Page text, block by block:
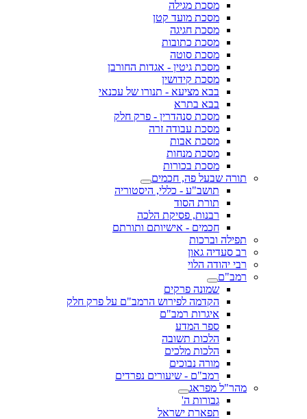
מסכת מגילה
מסכת מועד קטן
מסכת חגיגה
מסכת כתובות
מסכת סוטה
מסכת גיטין - אגדות החורבן
מסכת קידושין
בבא מציעא - תנורו של עכנאי
בבא בתרא
מסכת סנהדרין - פרק חלק
מסכת עבודה זרה
מסכת אבות
מסכת מנחות
מסכת בכורות
תורה שבעל פה, חכמים
תושב"ע - כללי, היסטוריה
תורת הסוד
רבנות, פסיקת הלכה
חכמים - אישיותם ותורתם
תפילה וברכות
רב סעדיה גאון
רבי יהודה הלוי
רמב"ם
שמונה פרקים
הקדמה לפירוש הרמב"ם על פרק חלק
איגרות רמב"ם
ספר המדע
הלכות תשובה
הלכות מלכים
מורה נבוכים
רמב"ם - שיעורים נפרדים
מהר"ל מפראג
גבורות ה'
תפארת ישראל